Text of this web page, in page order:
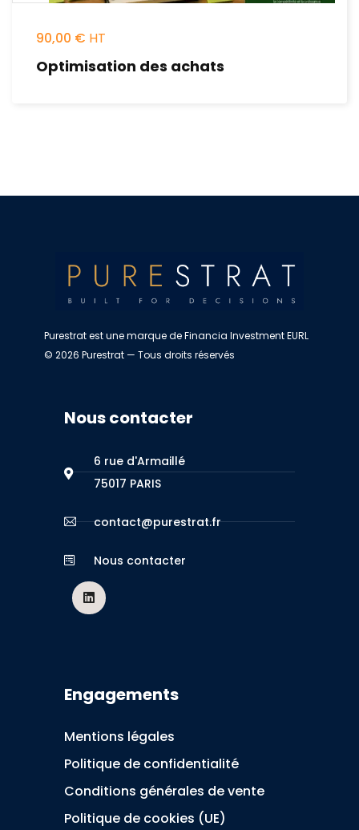
90,00 €
Optimisation des achats
Purestrat est une marque de Financia Investment EURL
© 2026 Purestrat — Tous droits réservés
Nous contacter
6 rue d'Armaillé
75017 PARIS
contact@purestrat.fr
Nous contacter
Engagements
Mentions légales
Politique de confidentialité
Conditions générales de vente
Politique de cookies (UE)